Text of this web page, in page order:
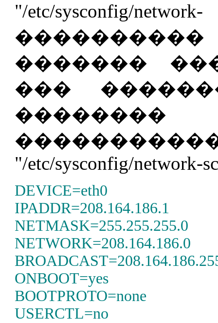
"/etc/
�������
���
"/etc/sysconfig/network-
DEVICE=eth0
IPADDR=208.164.186.1
NETMASK=255.255.255.0
NETWORK=208.164.186.0
ONBOOT=yes
BOOTPROTO=none
USERCTL=no